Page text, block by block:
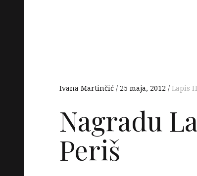
Ivana Martinčić 25 maja, 2012 Lapis
Nagradu
Periš